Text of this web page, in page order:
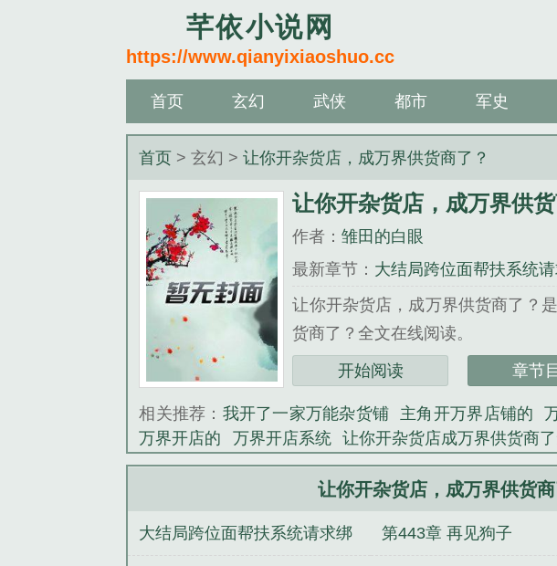
芊依小说网
https://www.qianyixiaoshuo.cc
首页 玄幻 武侠 都市 军史
首页 > 玄幻 >让你开杂货店，成万界供货商了？
让你开杂货店，成万界供
作者：雏田的白眼
最新章节： 大结局跨位面帮扶系统
让你开杂货店，成万界供货商了？
货商了？全文在线阅读。
三秒记住本站：芊依小说网 网址：
《让你开杂货店，成万界供货商了
开始阅读 章节
相关推荐： 我开了一家万能杂货铺 主角开万界店铺的
万界开店的
万界开店系统 让你开杂货店成万界供货商
万界供货商了免费 成万界供货商了? TXT 万界杂货店主
让你开杂货店 成万界供货商了晋江 万界
货铺晋江 我开了个万能杂货铺 成万界供货商了? 免费阅
让你开杂货店，成万界供货商
大结局跨位面帮扶系统请求绑 第443章 再见狗子